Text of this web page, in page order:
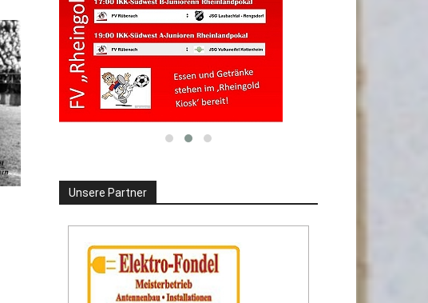
Unsere Partner